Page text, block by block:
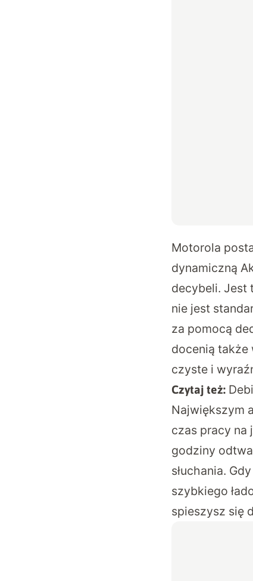
Motorola
dynamiczną
decybeli. Jest
nie jest
za pomocą
docenią także
czyste i
Czytaj też:
Największym
czas pracy na
godziny
słuchania.
szybkiego
spieszysz się